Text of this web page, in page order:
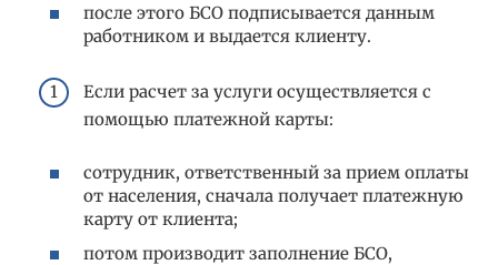
после этого БСО подписывается данным
работником и выдается клиенту.
Если расчет за услуги осуществляется с
помощью платежной карты:
сотрудник, ответственный за прием оплаты
от населения, сначала получает платежную
карту от клиента;
потом производит заполнение БСО,